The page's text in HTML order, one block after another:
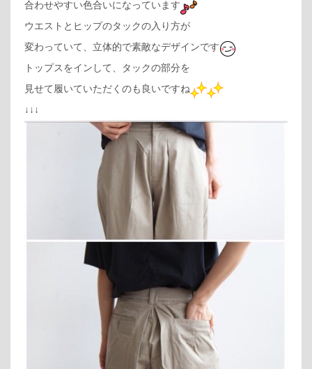
合わせやすい色合いになっています
ウエストとヒップのタックの入り方が
変わっていて、立体的で素敵なデザインです
トップスをインして、タックの部分を
見せて履いていただくのも良いですね
↓↓↓